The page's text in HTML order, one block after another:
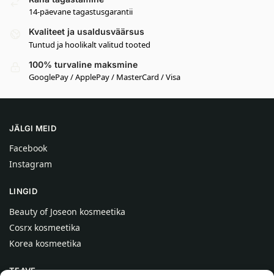
14-päevane tagastusgarantii
Kvaliteet ja usaldusväärsus
Tuntud ja hoolikalt valitud tooted
100% turvaline maksmine
GooglePay / ApplePay / MasterCard / Visa
JÄLGI MEID
Facebook
Instagram
LINGID
Beauty of Joseon kosmeetika
Cosrx kosmeetika
Korea kosmeetika
TEAVE